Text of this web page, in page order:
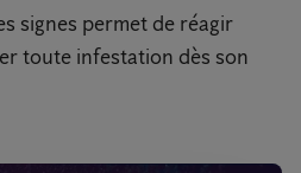
signes permet de réagir
toute infestation dès son